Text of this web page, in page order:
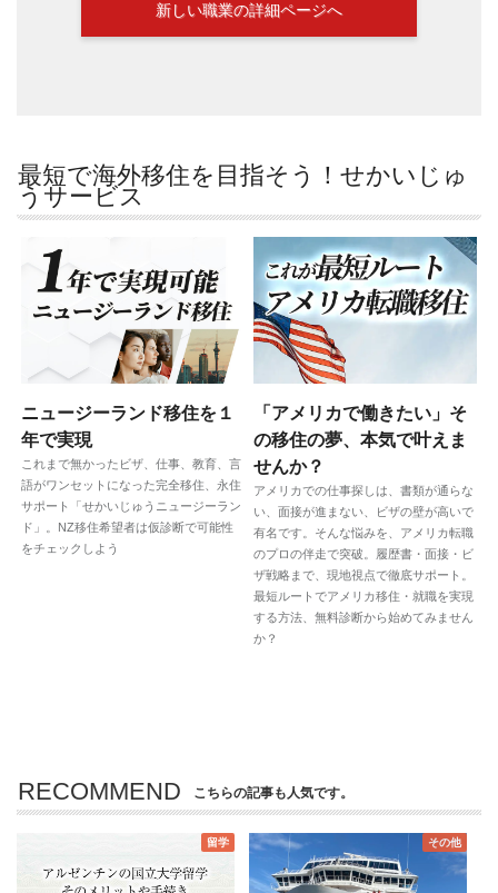
新しい職業の詳細ページへ
最短で海外移住を目指そう！せかいじゅ
うサービス
ニュージーランド移住を１
年で実現
これまで無かったビザ、仕事、教育、言
語がワンセットになった完全移住、永住
サポート「せかいじゅうニュージーラン
ド」。NZ移住希望者は仮診断で可能性
をチェックしよう
「アメリカで働きたい」そ
の移住の夢、本気で叶えま
せんか？
アメリカでの仕事探しは、書類が通らな
い、面接が進まない、ビザの壁が高いで
有名です。そんな悩みを、アメリカ転職
のプロの伴走で突破。履歴書・面接・ビ
ザ戦略まで、現地視点で徹底サポート。
最短ルートでアメリカ移住・就職を実現
する方法、無料診断から始めてみません
か？
RECOMMEND こちらの記事も人気です。
留学 その他